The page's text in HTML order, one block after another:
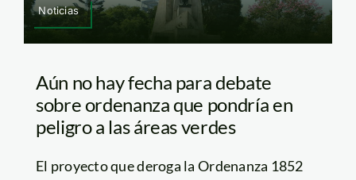
Noticias
Aún no hay fecha para debate
sobre ordenanza que pondría en
peligro a las áreas verdes
El proyecto que deroga la Ordenanza 1852